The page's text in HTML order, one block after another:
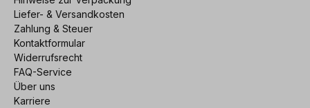
Liefer- & Versandkosten
Zahlung & Steuer
Kontaktformular
Widerrufsrecht
FAQ-Service
Über uns
Karriere